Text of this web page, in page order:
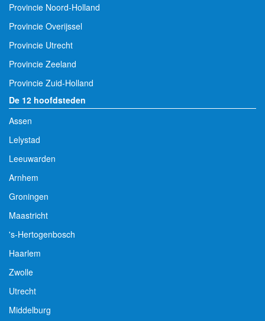
Provincie Noord-Holland
Provincie Overijssel
Provincie Utrecht
Provincie Zeeland
Provincie Zuid-Holland
De 12 hoofdsteden
Assen
Lelystad
Leeuwarden
Arnhem
Groningen
Maastricht
's-Hertogenbosch
Haarlem
Zwolle
Utrecht
Middelburg